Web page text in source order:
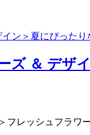
ン＞夏にぴった
ズ ＆ デザ
フレッシュフラワ